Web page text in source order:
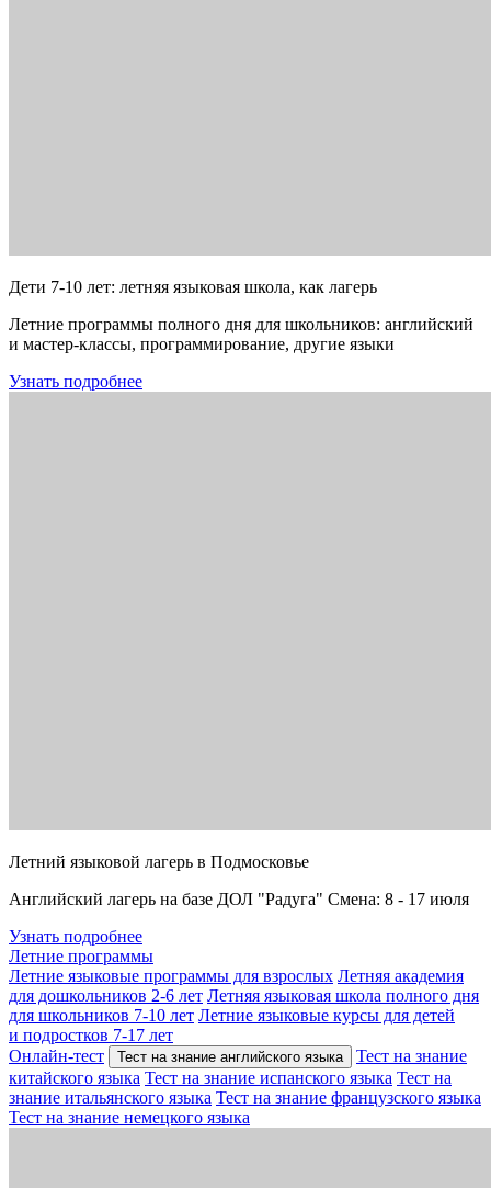
Дети 7-10 лет: летняя языковая школа, как лагерь
Летние программы полного дня для школьников: английский
и мастер-классы, программирование, другие языки
Узнать подробнее
Летний языковой лагерь в Подмосковье
Английский лагерь на базе ДОЛ "Радуга" Смена: 8 - 17 июля
Узнать подробнее
Летние программы
Летние языковые программы для взрослых Летняя академия
для дошкольников 2-6 лет Летняя языковая школа полного дня
для школьников 7-10 лет Летние языковые курсы для детей
и подростков 7-17 лет
Онлайн-тест
Тест на знание английского языка
Тест на знание
китайского языка Тест на знание испанского языка Тест на
знание итальянского языка Тест на знание французского языка
Тест на знание немецкого языка